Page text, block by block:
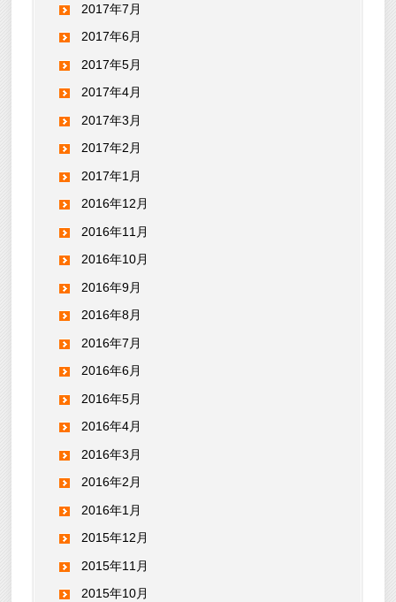
2017年7月
2017年6月
2017年5月
2017年4月
2017年3月
2017年2月
2017年1月
2016年12月
2016年11月
2016年10月
2016年9月
2016年8月
2016年7月
2016年6月
2016年5月
2016年4月
2016年3月
2016年2月
2016年1月
2015年12月
2015年11月
2015年10月